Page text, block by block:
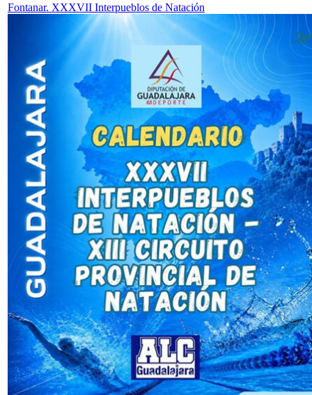
Fontanar. XXXVII Interpueblos de Natación